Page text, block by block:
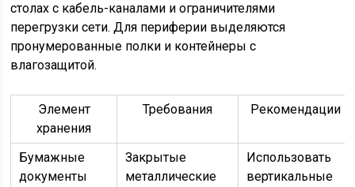
столах с кабель-каналами и ограничителями
перегрузки сети. Для периферии выделяются
пронумерованные полки и контейнеры с
влагозащитой.
Элемент
хранения
Требования Рекомендации
Бумажные
документы
Закрытые
металлические
Использовать
вертикальные